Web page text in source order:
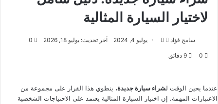
لاختيار السيارة المثالية
سامح فؤاد
ت
ع
ل ر
يوليو 4, 2024 آخر تحديث: يوليو 18, 2026 0
0
عندما يحين الوقت لشراء سيارة جديدة، ينطوي هذا القرار على مجموعة من
الاعتبارات المهمة. إن اختيار السيارة المثالية يعتمد على الاحتياجات الشخصية